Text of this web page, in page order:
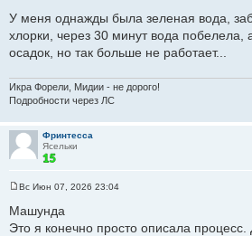
У меня однажды была зеленая вода,
хлорки, через 30 минут вода побелела,
осадок, но так больше не работает...
Икра Форели, Мидии - не дорого!
Подробности через ЛС
Фринтесса
Ясельки
о
б
Вс Июн 07, 2026 23:04
Машунда
Это я конечно просто описала процесс.